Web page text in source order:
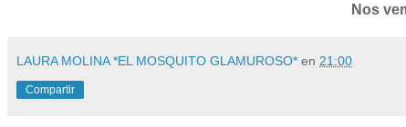
Nos
LAURA MOLINA *EL MOSQUITO GLAMUROSO* en 21:00
Compartir